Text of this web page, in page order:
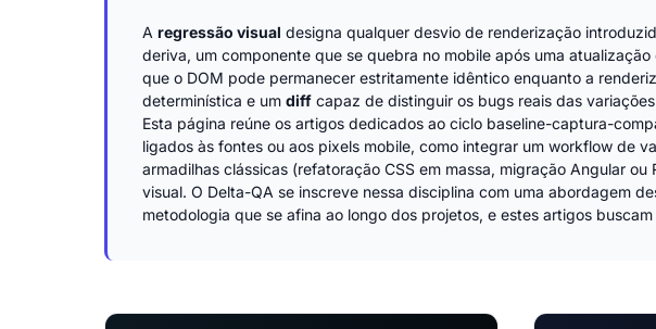
A regressão visual designa qualquer desvio de renderização
deriva, um componente que se quebra no mobile após uma
que o DOM pode permanecer estritamente idêntico enquanto a
determinística e um diff capaz de distinguir os bugs reais das
Esta página reúne os artigos dedicados ao ciclo baseline-captura-
ligados às fontes ou aos pixels mobile, como integrar um workflow de
armadilhas clássicas (refatoração CSS em massa, migração Angular
visual. O Delta-QA se inscreve nessa disciplina com uma abordagem
metodologia que se afina ao longo dos projetos, e estes artigos